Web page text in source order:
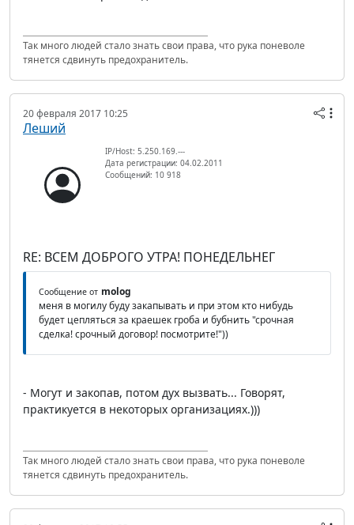
Так много людей стало знать свои права, что рука поневоле
тянется сдвинуть предохранитель.
20 февраля 2017 10:25
Леший
IP/Host: 5.250.169.---
Дата регистрации: 04.02.2011
Сообщений: 10 918
RE: ВСЕМ ДОБРОГО УТРА! ПОНЕДЕЛЬНЕГ
Сообщение от molog
меня в могилу буду закапывать и при этом кто нибудь
будет цепляться за краешек гроба и бубнить "срочная
сделка! срочный договор! посмотрите!"))
- Могут и закопав, потом дух вызвать... Говорят,
практикуется в некоторых организациях.)))
Так много людей стало знать свои права, что рука поневоле
тянется сдвинуть предохранитель.